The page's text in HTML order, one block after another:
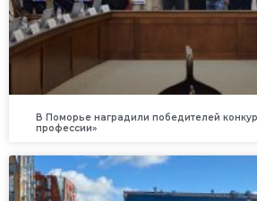
В Поморье наградили победителей
профессии»